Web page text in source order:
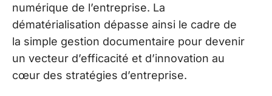
numérique de l’entreprise. La
dématérialisation dépasse ainsi le cadre de
la simple gestion documentaire pour devenir
un vecteur d’efficacité et d’innovation au
cœur des stratégies d’entreprise.